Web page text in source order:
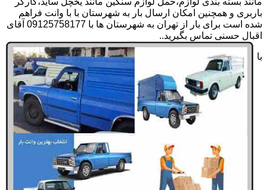
باربری و همچنین امکان ارسال بار به شهرستان با با وانت فراهم
شده است برای بار از تهران به شهرستان ها با 09125758177 آقای
اقبال حسنی تماس بگیرید..
با